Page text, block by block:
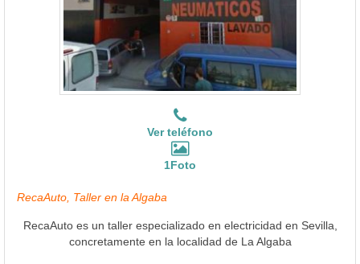
Ver teléfono
1Foto
RecaAuto, Taller en la Algaba
RecaAuto es un taller especializado en electricidad en Sevilla,
concretamente en la localidad de La Algaba